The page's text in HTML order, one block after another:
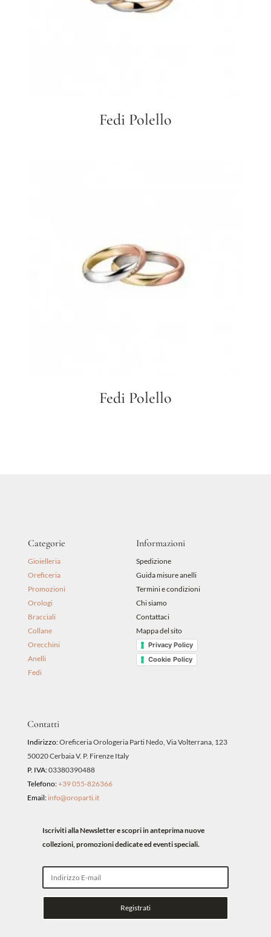
Fedi Polello
Fedi Polello
Categorie
Gioielleria
Oreficeria
Promozioni
Orologi
Bracciali
Collane
Orecchini
Anelli
Fedi
Informazioni
Spedizione
Guida misure anelli
Termini e condizioni
Chi siamo
Contattaci
Mappa del sito
Privacy Policy
Cookie Policy
Contatti
Indirizzo:Oreficeria Orologeria Parti Nedo, Via Volterrana, 123
50020 Cerbaia V. P. Firenze Italy
P. IVA:03380390488
Telefono:+39 055-826366
Email: info@oroparti.it
Iscriviti alla Newsletter e scopri in anteprima nuove
collezioni, promozioni dedicate ed eventi speciali.
Registrati